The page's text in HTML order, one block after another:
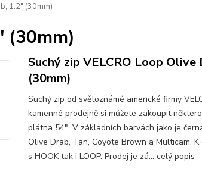
1.2" (30mm)
(30mm)
Suchý zip VELCRO Loop Olive
(30mm)
Suchý zip od světoznámé americké firmy
kamenné prodejně si můžete zakoupit
plátna 54". V základních barvách jako je
Olive Drab, Tan, Coyote Brown a Multicam.
s HOOK tak i LOOP. Prodej je zá... celý popis